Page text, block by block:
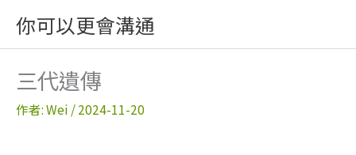
主
你可以更會溝通
三代遺傳
作者:Wei /2024-11-20